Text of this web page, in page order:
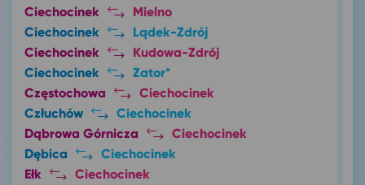
Ciechocinek
Mielno
Ciechocinek
Lądek-Zdrój
Ciechocinek
Kudowa-Zdrój
Ciechocinek
Zator*
Częstochowa
Ciechocinek
Człuchów
Ciechocinek
Dąbrowa Górnicza
Ciechocinek
Dębica
Ciechocinek
Ełk
Ciechocinek